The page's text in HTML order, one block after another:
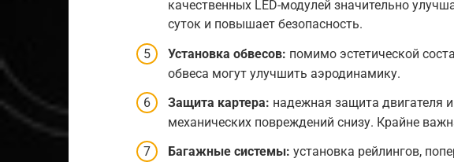
качественных LED-модулей значительно
суток и повышает безопасность.
Установка обвесов: помимо эстетической
обвеса могут улучшить аэродинамику.
Защита картера: надежная защита двигателя
механических повреждений снизу. Крайне
Багажные системы: установка рейлингов,